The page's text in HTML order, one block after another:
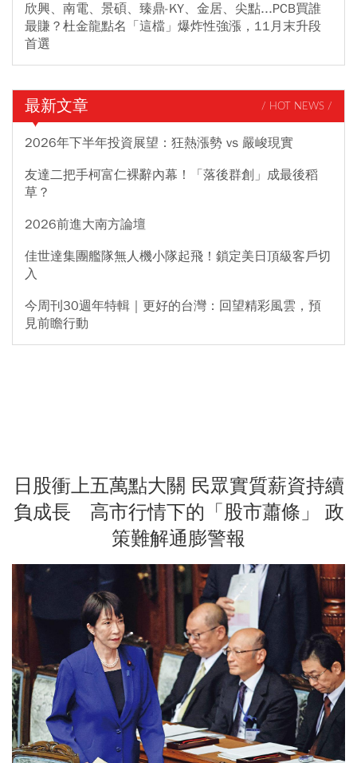
欣興、南電、景碩、臻鼎-KY、金居、尖點...PCB買誰
最賺？杜金龍點名「這檔」爆炸性強漲，11月末升段
首選
最新文章 / HOT NEWS /
2026年下半年投資展望：狂熱漲勢 vs 嚴峻現實
友達二把手柯富仁裸辭內幕！「落後群創」成最後稻
草？
2026前進大南方論壇
佳世達集團艦隊無人機小隊起飛！鎖定美日頂級客戶切
入
今周刊30週年特輯｜更好的台灣：回望精彩風雲，預
見前瞻行動
日股衝上五萬點大關 民眾實質薪資持續
負成長 高市行情下的「股市蕭條」 政
策難解通膨警報